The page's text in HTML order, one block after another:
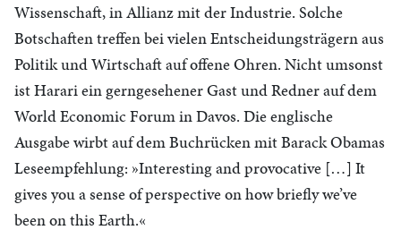
Wissenschaft, in Allianz mit der Industrie. Solche
Botschaften treffen bei vielen Entscheidungsträgern aus
Politik und Wirtschaft auf offene Ohren. Nicht umsonst
ist Harari ein gerngesehener Gast und Redner auf dem
World Economic Forum in Davos. Die englische
Ausgabe wirbt auf dem Buchrücken mit Barack Obamas
Leseempfehlung: »Interesting and provocative […] It
gives you a sense of perspective on how briefly we’ve
been on this Earth.«